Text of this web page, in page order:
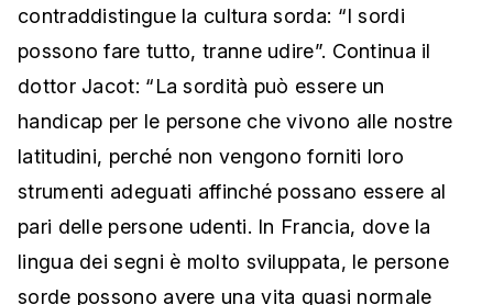
contraddistingue la cultura sorda: “I sordi
possono fare tutto, tranne udire”. Continua il
dottor Jacot: “La sordità può essere un
handicap per le persone che vivono alle nostre
latitudini, perché non vengono forniti loro
strumenti adeguati affinché possano essere al
pari delle persone udenti. In Francia, dove la
lingua dei segni è molto sviluppata, le persone
sorde possono avere una vita quasi normale